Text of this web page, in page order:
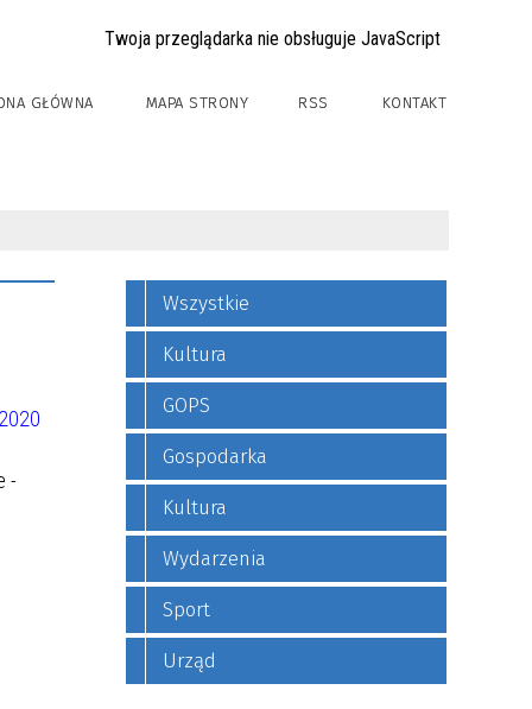
Twoja przeglądarka nie obsługuje JavaScript
GŁÓWNA MAPA STRONY RSS KONTAKT
-
Wszystkie
Kultura
GOPS
Gospodarka
Kultura
Wydarzenia
Sport
Urząd